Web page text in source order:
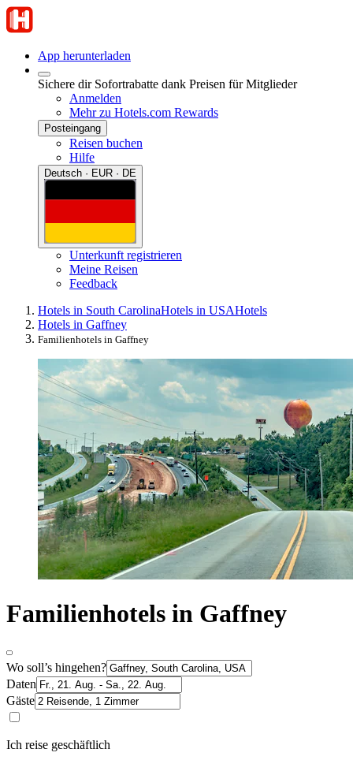
App herunterladen
Sichere dir Sofortrabatte dank Preisen für Mitglieder
Anmelden
Mehr zu Hotels.com Rewards
Posteingang
Reisen buchen
Hilfe
Deutsch · EUR · DE
Unterkunft registrieren
Meine Reisen
Feedback
Hotels in South CarolinaHotels in USAHotels
Hotels in Gaffney
Familienhotels in Gaffney
Familienhotels in Gaffney
Wo soll’s hingehen?
Daten
Gäste
Ich reise geschäftlich